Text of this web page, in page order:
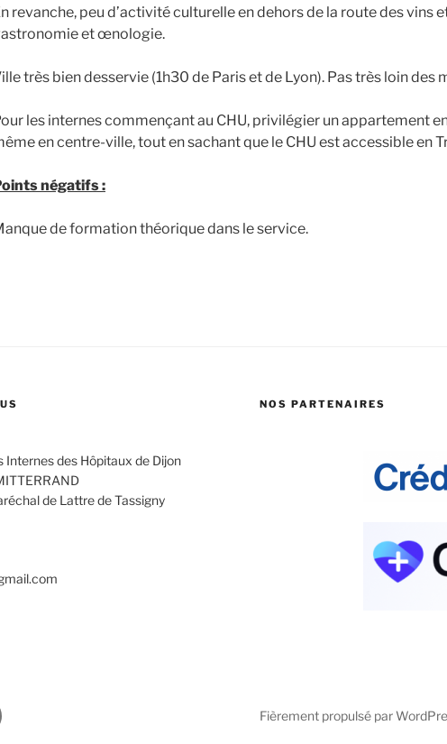
revanche, peu d’activité culturelle en dehors de la route des vins
et œnologie.
très bien desservie (1h30 de Paris et de Lyon). Pas très loin des
les internes commençant au CHU, privilégier un appartement
en centre-ville, tout en sachant que le CHU est accessible en
négatifs :
de formation théorique dans le service.
Internes des Hôpitaux de Dijon
de Lattre de Tassigny
NOS PARTENAIRES
Fièrement propulsé par